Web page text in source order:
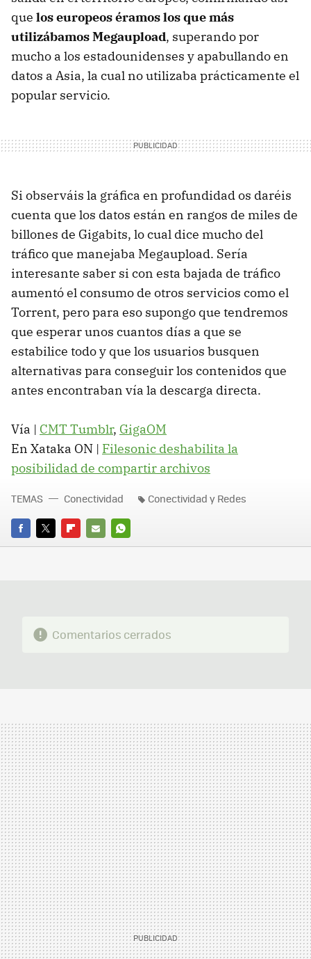
que los europeos éramos los que más
utilizábamos Megaupload, superando por
mucho a los estadounidenses y apabullando en
datos a Asia, la cual no utilizaba prácticamente el
popular servicio.
Si observáis la gráfica en profundidad os daréis
cuenta que los datos están en rangos de miles de
billones de Gigabits, lo cual dice mucho del
tráfico que manejaba Megaupload. Sería
interesante saber si con esta bajada de tráfico
aumentó el consumo de otros servicios como el
Torrent, pero para eso supongo que tendremos
que esperar unos cuantos días a que se
estabilice todo y que los usuarios busquen
alternativas para conseguir los contenidos que
antes encontraban vía la descarga directa.
Vía | CMT Tumblr, GigaOM
En Xataka ON | Filesonic deshabilita la
posibilidad de compartir archivos
FACEBOOK
TWITTERFLIPBOARD
E-
WHATSAPP
TEMAS Conectividad Conectividad y Redes
Comentarios cerrados